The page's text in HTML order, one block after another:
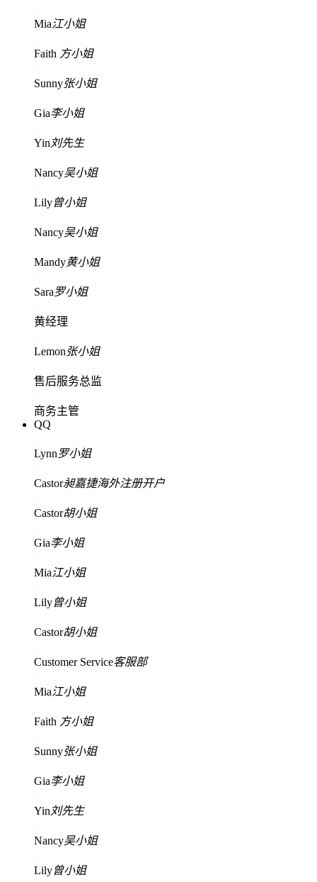
Mia江小姐
Faith 方小姐
Sunny张小姐
Gia李小姐
Yin 刘先生
Nancy吴小姐
Lily曾小姐
Nancy吴小姐
Mandy黄小姐
Sara罗小姐
黄经理
Lemon张小姐
售后服务总监
商务主管
QQ
Lynn罗小姐
Castor昶嘉捷海外注册开户
Castor胡小姐
Gia李小姐
Mia江小姐
Lily曾小姐
Castor胡小姐
Customer Service客服部
Mia江小姐
Faith 方小姐
Sunny张小姐
Gia李小姐
Yin 刘先生
Nancy吴小姐
Lily曾小姐